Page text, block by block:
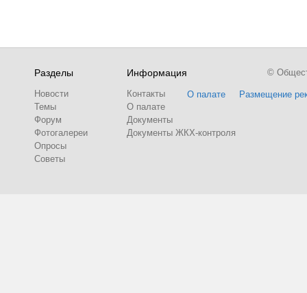
Разделы
Новости
Темы
Форум
Фотогалереи
Опросы
Советы
Информация
Контакты
О палате
Документы
Документы ЖКХ-контроля
О палате Размещение
©